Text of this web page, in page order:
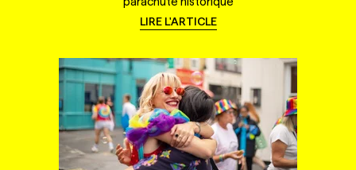
LIRE L'ARTICLE